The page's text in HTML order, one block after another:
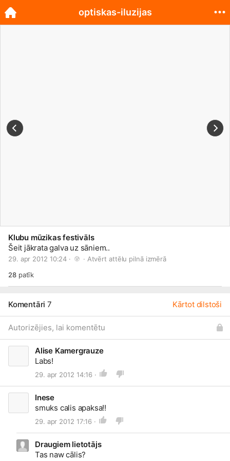
Klubu mūzikas festivāls
Šeit jākrata galva uz sāniem..
29. apr 2012 10:24 · · Atvērt attēlu pilnā izmērā
28patīk
Komentāri 7 Kārtot dilstoši
Autorizējies, lai komentētu
Alise Kamergrauze
Labs!
29. apr 2012 14:16 ·
Inese
smuks calis apaksa!!
29. apr 2012 17:16 ·
Draugiem lietotājs
Tas naw cālis?
optiskas-iluzijas